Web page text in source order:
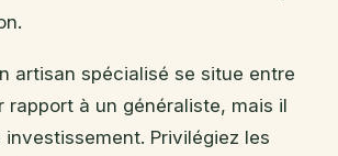
artisan spécialisé se situe entre
rapport à un généraliste, mais il
Privilégiez les